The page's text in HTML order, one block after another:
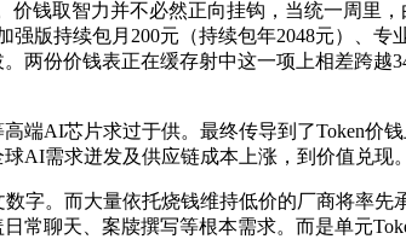
取智力并不必然正向挂钩，当统一周里
版持续包月200元（持续包年2048元）、专
两份价钱表正在缓存射中这一项上相差跨越
AI芯片求过于供。最终传导到了Token价钱
AI需求迸发及供应链成本上涨，到价值兑现
。而大量依托烧钱维持低价的厂商将率先
常聊天、案牍撰写等根本需求。而是单元